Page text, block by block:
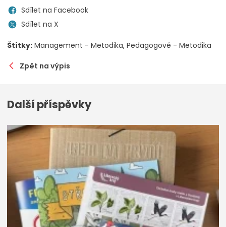
Sdílet na Facebook
Sdílet na X
Štítky: Management - Metodika Pedagogové - Metodika
Zpět na výpis
Další příspěvky